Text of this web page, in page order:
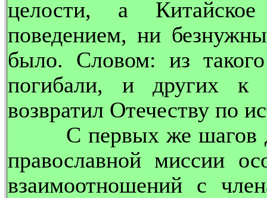
целости, а
поведением, ни
было. Словом: из
погибали, и других к
возвратил Отечеству по
С первых же шагов
православной миссии
взаимоотношений с